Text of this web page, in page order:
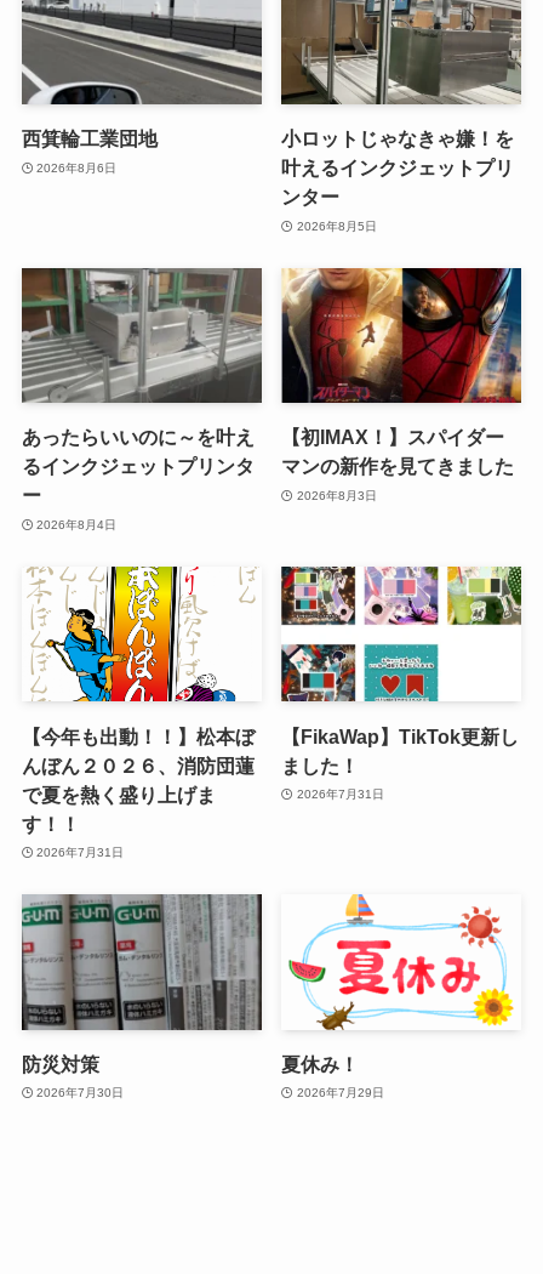
西箕輪工業団地
2026年8月6日
小ロットじゃなきゃ嫌！を
叶えるインクジェットプリ
ンター
2026年8月5日
あったらいいのに～を叶え
るインクジェットプリンタ
ー
2026年8月4日
【初IMAX！】スパイダー
マンの新作を見てきました
2026年8月3日
【今年も出動！！】松本ぼ
んぼん２０２６、消防団蓮
で夏を熱く盛り上げま
す！！
2026年7月31日
【FikaWap】TikTok更新し
ました！
2026年7月31日
防災対策
2026年7月30日
夏休み！
2026年7月29日